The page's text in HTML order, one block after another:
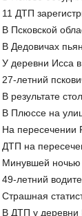
ДТП
Псковской
Дедовичах
деревни Исса
летний
результате
Плюссе на
пересечении
на
ночью
летний
ДТП у деревни